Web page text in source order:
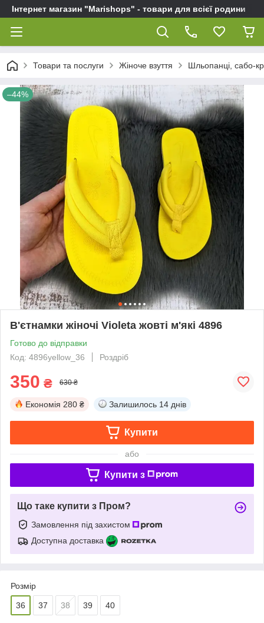
Інтернет магазин "Marishops" - товари для всієї родини
Товари та послуги Жіноче взуття Шльопанці, сабо-
–44%
В'єтнамки жіночі Violeta жовті м'які 4896
Готово до відправки
Код: 4896yellow_36
Роздріб
350 ₴ 630 ₴
Економія 280 ₴ Залишилось 14 днів
Купити
або
Купити з
Що таке купити з Пром?
Замовлення під захистом
Доступна доставка
Розмір
36 37 38 39 40